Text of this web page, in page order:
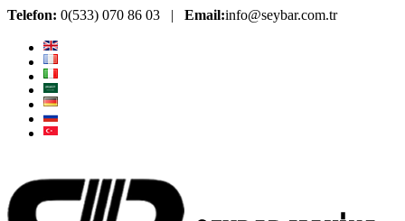
Telefon: 0(533) 070 86 03 | Email:info@seybar.com.tr